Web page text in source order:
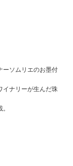
ーソムリエのお墨付
イナリーが生んだ珠